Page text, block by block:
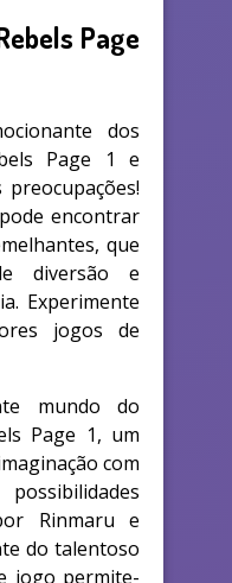
Page
dos
Page 1 e
encontrar
que
diversão e
Experimente
jogos de
mundo do
Page 1, um
com
Rinmaru e
do talentoso
jogo permite-